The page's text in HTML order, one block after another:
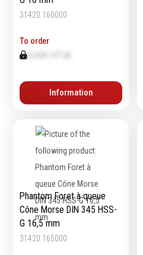
Echelles & Escabeaux
31420.160000
To order
0,00€ HTVA
Information
Phantom Foret à queue
Cône Morse DIN 345 HSS-
G 16,5 mm
31420.165000